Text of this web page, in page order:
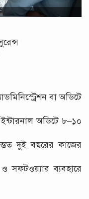
বা অডিটে
ইন্টারনাল অডিটে ৮–১০
দুই বছরের কাজের
ও সফটওয়্যার ব্যবহারে